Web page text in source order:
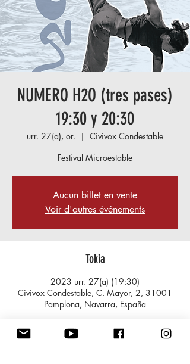
NUMERO H2O (tres pases)
19:30 y 20:30
urr. 27(a), or.
  |
Civivox Condestable
Festival Microestable
Aucun billet en vente
Voir d'autres événements
Tokia
2023 urr. 27(a) (19:30)
Civivox Condestable, C. Mayor, 2, 31001
Pamplona, Navarra, España
ikuskizunari buruz